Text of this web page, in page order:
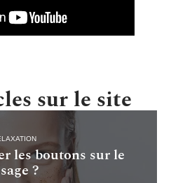
sur le site
les boutons sur le
?